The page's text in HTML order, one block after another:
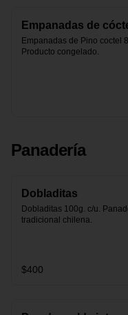
Empanadas de
Empanadas de Pino coctel
Producto congelado.
Panadería
Dobladitas
Dobladitas 100g. c/u.
tradicional chilena.
$400